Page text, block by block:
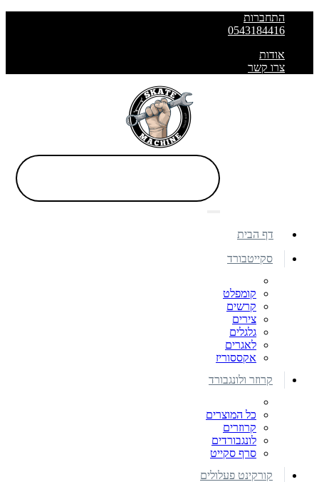
התחברות
0543184416
אודות
צרו קשר
דף הבית
סקייטבורד
קומפלט
קרשים
צירים
גלגלים
לאגרים
אקססוריז
קרוזר ולונגבורד
כל המוצרים
קרוזרים
לונגבורדים
סרף סקייט
קורקינט פעלולים